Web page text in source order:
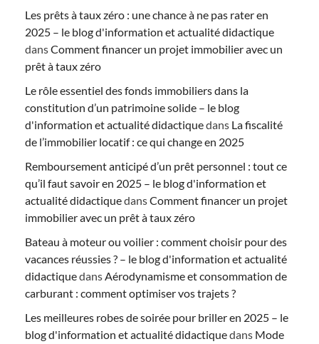
Les prêts à taux zéro : une chance à ne pas rater en
2025 – le blog d'information et actualité didactique
dansComment financer un projet immobilier avec un
prêt à taux zéro
Le rôle essentiel des fonds immobiliers dans la
constitution d’un patrimoine solide – le blog
d'information et actualité didactiquedans La fiscalité
de l’immobilier locatif : ce qui change en 2025
Remboursement anticipé d’un prêt personnel : tout ce
qu’il faut savoir en 2025 – le blog d'information et
actualité didactiquedansComment financer un projet
immobilier avec un prêt à taux zéro
Bateau à moteur ou voilier : comment choisir pour des
vacances réussies ? – le blog d'information et actualité
didactiquedans Aérodynamisme et consommation de
carburant : comment optimiser vos trajets ?
Les meilleures robes de soirée pour briller en 2025 – le
blog d'information et actualité didactiquedans Mode